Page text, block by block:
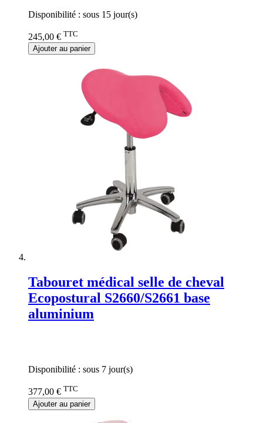
Disponibilité : sous 15 jour(s)
245,00 € TTC
Ajouter au panier
Tabouret médical selle de cheval
Ecopostural S2660/S2661 base
aluminium
Disponibilité : sous 7 jour(s)
377,00 € TTC
Ajouter au panier